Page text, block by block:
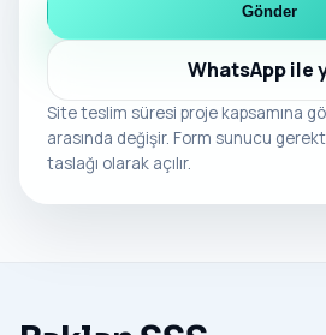
Gönder
WhatsApp ile
Site teslim süresi proje kapsamına
arasında değişir. Form sunucu
taslağı olarak açılır.